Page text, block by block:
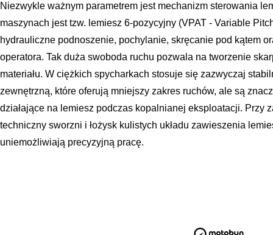
Niezwykle ważnym parametrem jest mechanizm sterowania
maszynach jest tzw. lemiesz 6-pozycyjny (VPAT - Variable
hydrauliczne podnoszenie, pochylanie, skręcanie pod kątem
operatora. Tak duża swoboda ruchu pozwala na tworzenie
materiału. W ciężkich spycharkach stosuje się zazwyczaj
zewnętrzną, które oferują mniejszy zakres ruchów, ale są
działające na lemiesz podczas kopalnianej eksploatacji. Przy
techniczny sworzni i łożysk kulistych układu zawieszenia
uniemożliwiają precyzyjną pracę.